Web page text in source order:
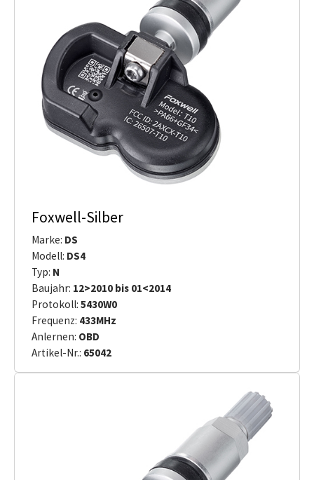
Foxwell-Silber
Marke: DS
Modell: DS4
Typ: N
Baujahr: 12>2010 bis 01<2014
Protokoll: 5430W0
Frequenz: 433MHz
Anlernen: OBD
Artikel-Nr.: 65042